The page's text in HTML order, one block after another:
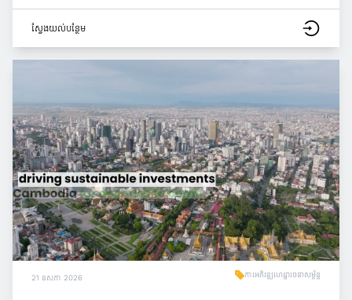
ស្វែង​យល់​បន្ថែម
21 ឧសភា 2026 ការអភិវឌ្ឍហេដ្ឋារចនាសម្ព័ន្ធ